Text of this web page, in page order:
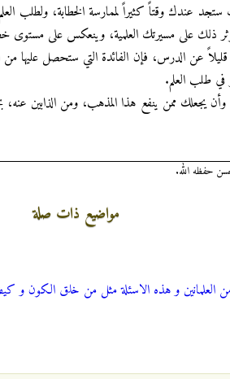
عندك وقتاً كثيراً لممارسة الخطابة، ولطلب
ذلك على مسيرتك العلمية، وينعكس على مستوى
عن الدرس، فإن الفائدة التي ستحصل عليها من
في طلب العلم.
وأن يجعلك ممن ينفع هذا المذهب، ومن الذابين عنه،
حفظه الله.
مواضيع ذات صلة
من العلمانين و هذه الاسئلة مثل من خلق الكون